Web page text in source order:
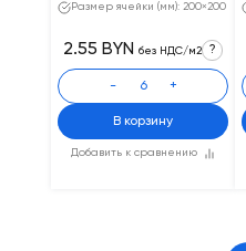
Размер ячейки (мм): 200×200
Добавить к сравнению
2.55 BYN без НДС/м2 ?
- +
В корзину